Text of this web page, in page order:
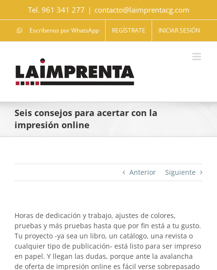
Tel. 961 341 277 | contacto@laimprentacg.com
Escríbenos por WhatsApp REGÍSTRATE INICIAR SESIÓN
Seis consejos para acertar con la
impresión online
Anterior Siguiente
Horas de dedicación y trabajo, ajustes de colores,
pruebas y más pruebas hasta que por fin está a tu gusto.
Tu proyecto -ya sea un libro, un catálogo, una revista o
cualquier tipo de publicación- está listo para ser impreso
en papel. Y llegan las dudas, porque ante la avalancha
de oferta de impresión online es fácil verse sobrepasado